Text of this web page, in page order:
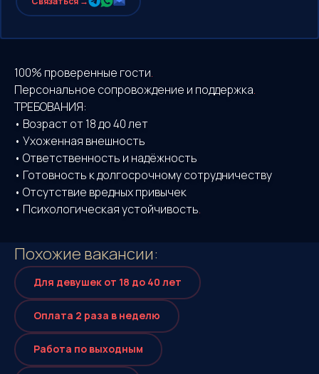
100% проверенные гости.
Персональное сопровождение и поддержка.
ТРЕБОВАНИЯ:
• Возраст от 18 до 40 лет
• Ухоженная внешность
• Ответственность и надёжность
• Готовность к долгосрочному сотрудничеству
• Отсутствие вредных привычек
• Психологическая устойчивость.
Похожие вакансии:
Для девушек от 18 до 40 лет
Оплата 2 раза в неделю
Работа по выходным